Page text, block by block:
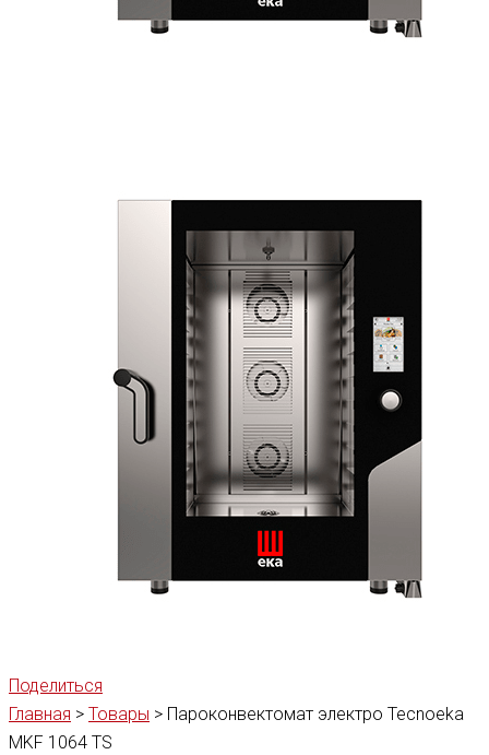
Поделиться
Главная > Товары > Пароконвектомат электро Tecnoeka
MKF 1064 TS